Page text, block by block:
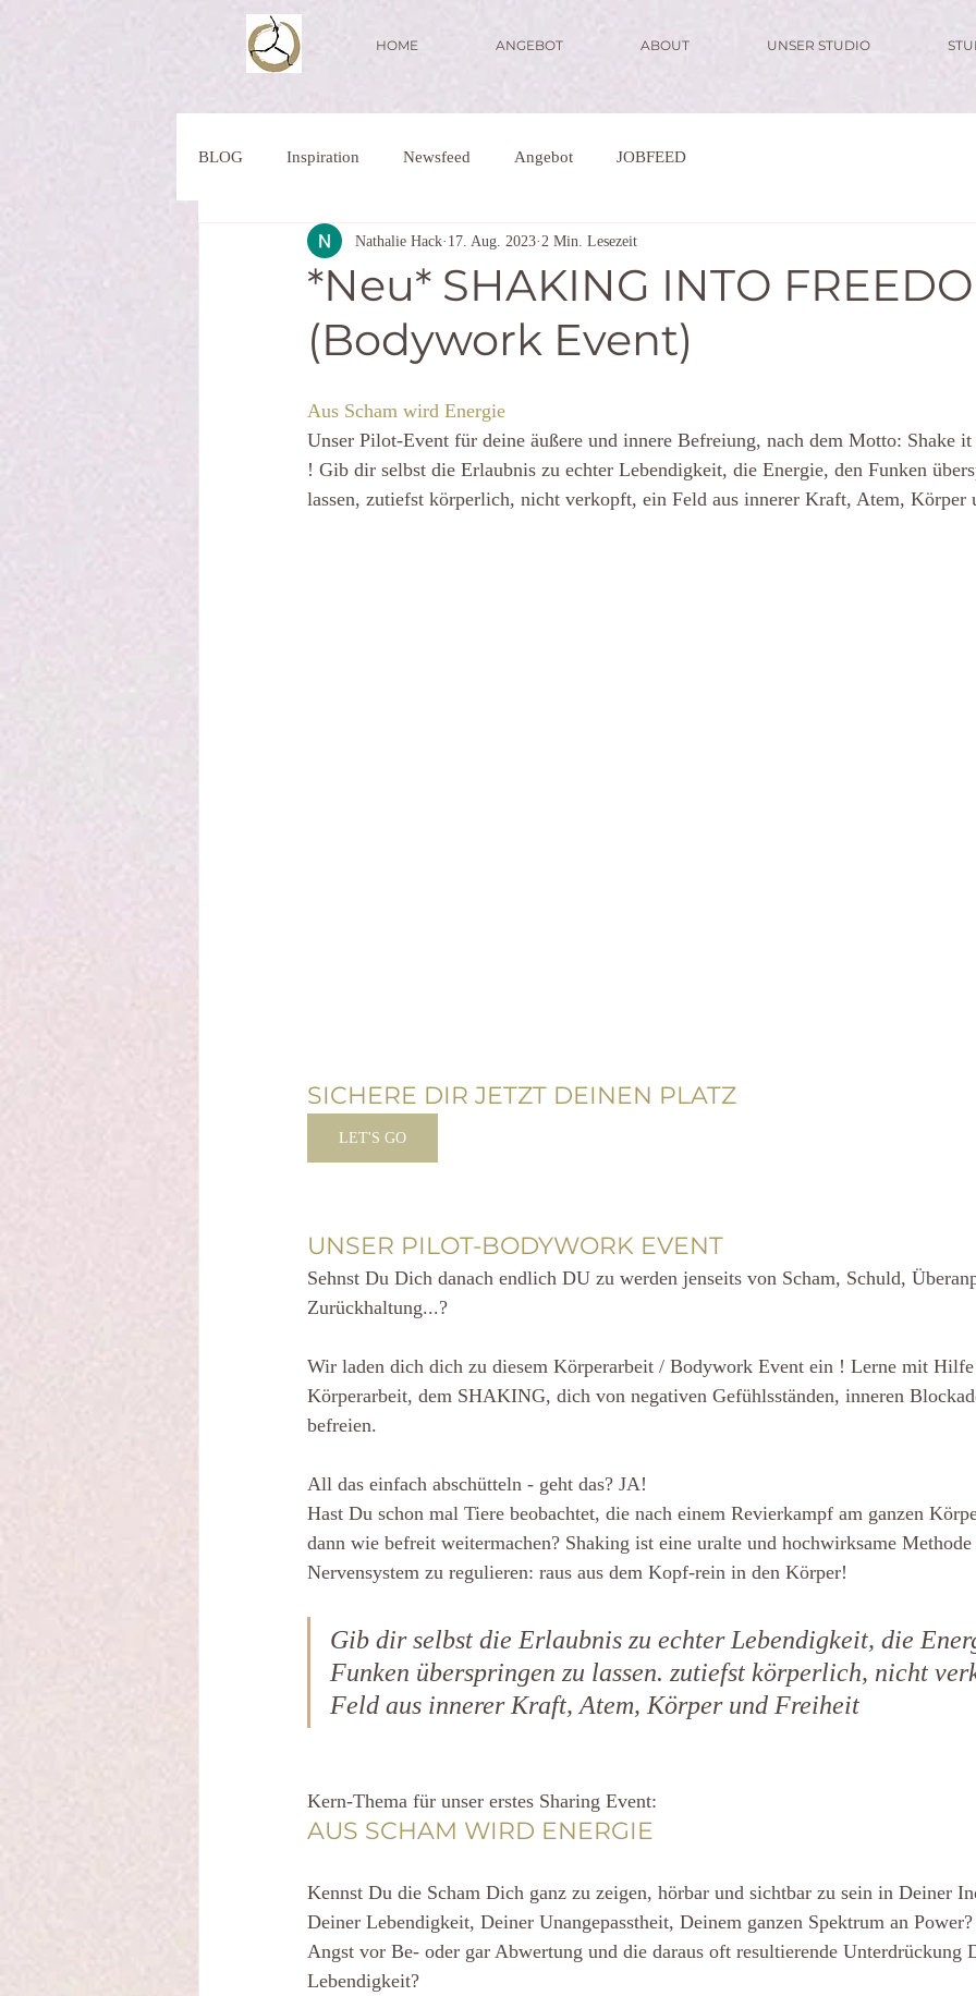
HOME ANGEBOT ABOUT UNSER STUDIO
BLOG Inspiration Newsfeed Angebot JOBFEED
*Neu* SHAKING INTO
(Bodywork Event)
Nathalie Hack 17. Aug. 2023 2 Min. Lesezeit
Aus Scham wird Energie
Unser Pilot-Event für deine äußere und innere Befreiung, nach dem Motto: Shake
! Gib dir selbst die Erlaubnis zu echter Lebendigkeit, die Energie, den Funken
lassen, zutiefst körperlich, nicht verkopft, ein Feld aus innerer Kraft, Atem, Körper
SICHERE DIR JETZT DEINEN PLATZ
LET'S GO
UNSER PILOT-BODYWORK EVENT
Sehnst Du Dich danach endlich DU zu werden jenseits von Scham, Schuld,
Zurückhaltung...?
Wir laden dich dich zu diesem Körperarbeit / Bodywork Event ein ! Lerne mit
Körperarbeit, dem SHAKING, dich von negativen Gefühlsständen, inneren
befreien.
All das einfach abschütteln - geht das? JA!
Hast Du schon mal Tiere beobachtet, die nach einem Revierkampf am ganzen
dann wie befreit weitermachen? Shaking ist eine uralte und hochwirksame
Nervensystem zu regulieren: raus aus dem Kopf-rein in den Körper!
Gib dir selbst die Erlaubnis zu echter Lebendigkeit, die
Funken überspringen zu lassen. zutiefst körperlich, nicht
Feld aus innerer Kraft, Atem, Körper und Freiheit
Kern-Thema für unser erstes Sharing Event:
AUS SCHAM WIRD ENERGIE
Kennst Du die Scham Dich ganz zu zeigen, hörbar und sichtbar zu sein in Deiner
Deiner Lebendigkeit, Deiner Unangepasstheit, Deinem ganzen Spektrum an
Angst vor Be- oder gar Abwertung und die daraus oft resultierende Unterdrückung
Lebendigkeit?